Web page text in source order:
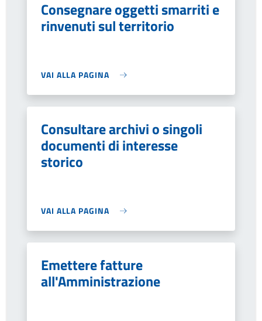
Consegnare oggetti smarriti e
rinvenuti sul territorio
VAI ALLA PAGINA
Consultare archivi o singoli
documenti di interesse
storico
VAI ALLA PAGINA
Emettere fatture
all'Amministrazione